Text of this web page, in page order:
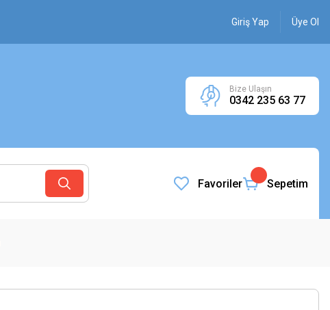
Giriş Yap Üye Ol
Bize Ulaşın
0342 235 63 77
Favoriler Sepetim